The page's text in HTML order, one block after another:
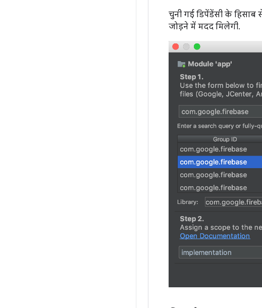
चुनी गई डिपेंडेंसी के
जोड़ने में मदद मिलेगी.